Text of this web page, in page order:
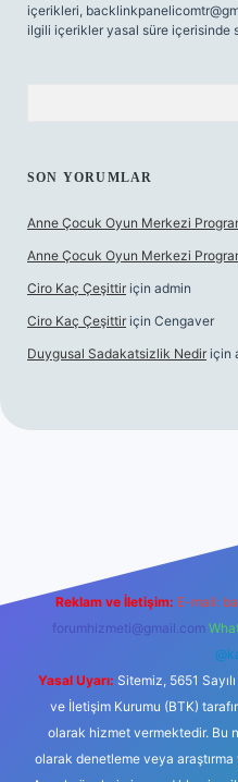
içerikleri,
ilgili içerikler yasal süre içerisinde
SON YORUMLAR
Anne Çocuk Oyun Merkezi
Anne Çocuk Oyun Merkezi
Ciro Kaç Çeşittir için admin
Ciro Kaç Çeşittir için Cengaver
Duygusal Sadakatsizlik Nedir için
Reklam ve İletişim: E-mail:
forumhizmeti@gmail.com
Yasal Uyarı: Sitemiz, 5651
ve İletişim Kurumu (BTK)
olarak hizmet vermektedir. Bu
olarak denetleme veya